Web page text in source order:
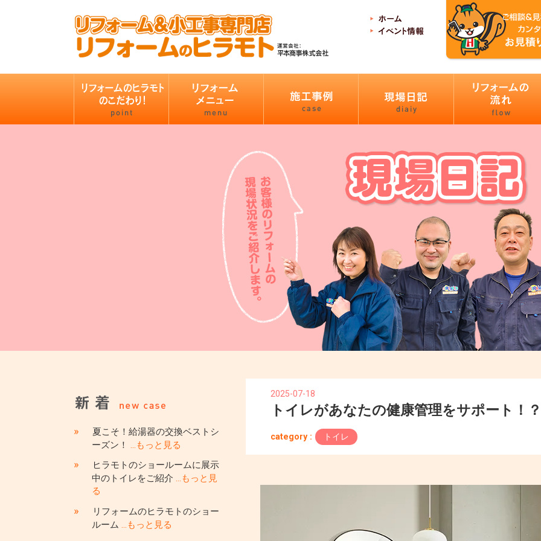
2025-07-18
トイレがあなたの健康管理をサポート！？
category : トイレ
»
夏こそ！給湯器の交換ベストシ
ーズン！…もっと見る
»
ヒラモトのショールームに展示
中のトイレをご紹介…もっと見
る
»
リフォームのヒラモトのショー
ルーム…もっと見る